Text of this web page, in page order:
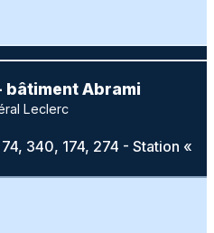
bâtiment Abrami
Leclerc
340, 174, 274 - Station «